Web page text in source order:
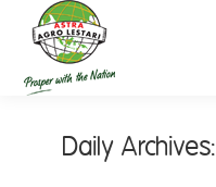
Daily Archives: